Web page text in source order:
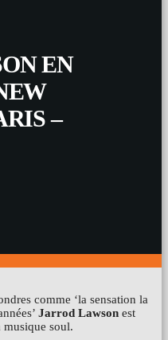
EN
–
comme ‘la sensation la
Jarrod Lawson est
musique soul.